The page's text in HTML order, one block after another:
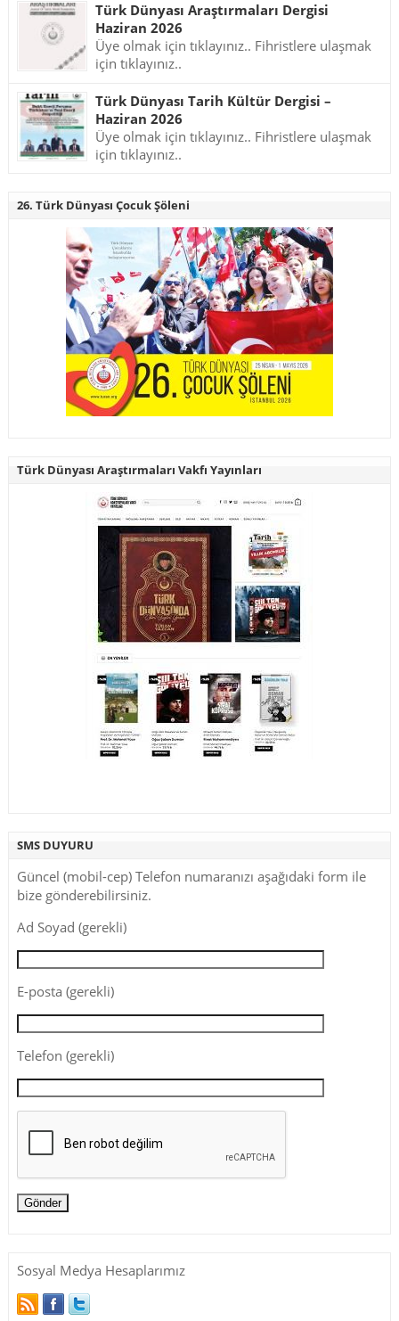
Türk Dünyası Araştırmaları Dergisi
Haziran 2026
Üye olmak için tıklayınız.. Fihristlere ulaşmak
için tıklayınız..
Türk Dünyası Tarih Kültür Dergisi –
Haziran 2026
Üye olmak için tıklayınız.. Fihristlere ulaşmak
için tıklayınız..
26. Türk Dünyası Çocuk Şöleni
Türk Dünyası Araştırmaları Vakfı Yayınları
SMS DUYURU
Güncel (mobil-cep) Telefon numaranızı aşağıdaki form ile
bize gönderebilirsiniz.
Ad Soyad (gerekli)
E-posta (gerekli)
Telefon (gerekli)
Sosyal Medya Hesaplarımız